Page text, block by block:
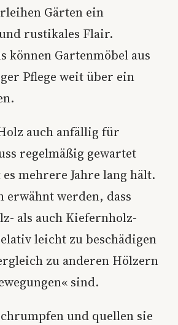
Gärten ein
rustikales Flair.
können Gartenmöbel aus
Pflege weit über ein
auch anfällig für
regelmäßig gewartet
mehrere Jahre lang hält.
erwähnt werden, dass
als auch Kiefernholz-
leicht zu beschädigen
zu anderen Hölzern
sind.
und quellen sie